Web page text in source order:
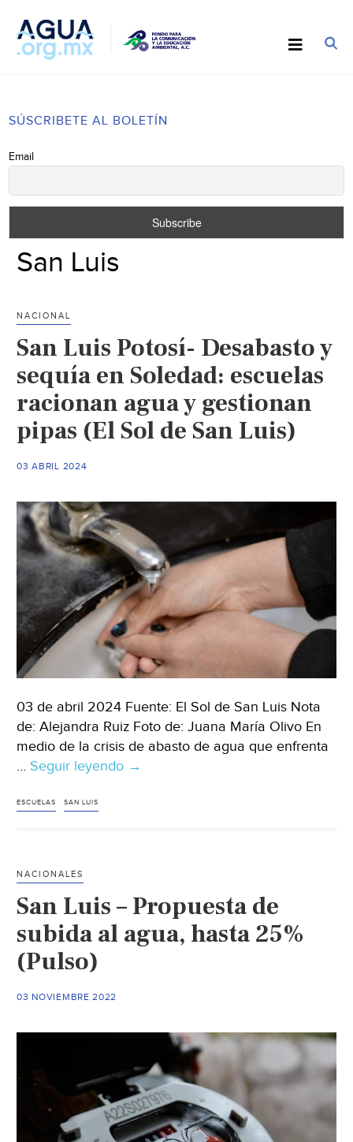
SÚSCRIBETE AL BOLETÍN
Email
San Luis
NACIONAL
San Luis Potosí- Desabasto y
sequía en Soledad: escuelas
racionan agua y gestionan
pipas (El Sol de San Luis)
03 ABRIL 2024
03 de abril 2024 Fuente: El Sol de San Luis Nota
de: Alejandra Ruiz Foto de: Juana María Olivo En
medio de la crisis de abasto de agua que enfrenta
… Seguir leyendo San
Soledad:
escuelas
racionan
Sol
de
San
Luis)
→
ESCUELAS SAN LUIS
NACIONALES
San Luis – Propuesta de
subida al agua, hasta 25%
(Pulso)
03 NOVIEMBRE 2022